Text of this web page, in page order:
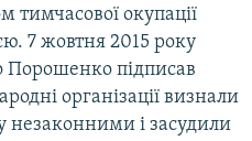
тимчасової окупації
7 жовтня 2015 року
Порошенко підписав
організації визнали
незаконними і засудили